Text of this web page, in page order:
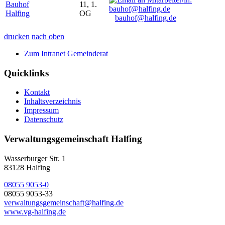
Bauhof
Halfing
11, 1.
OG
bauhof@halfing.de
drucken nach oben
Zum Intranet Gemeinderat
Quicklinks
Kontakt
Inhaltsverzeichnis
Impressum
Datenschutz
Verwaltungsgemeinschaft Halfing
Wasserburger Str. 1
83128 Halfing
08055 9053-0
08055 9053-33
verwaltungsgemeinschaft@halfing.de
www.vg-halfing.de